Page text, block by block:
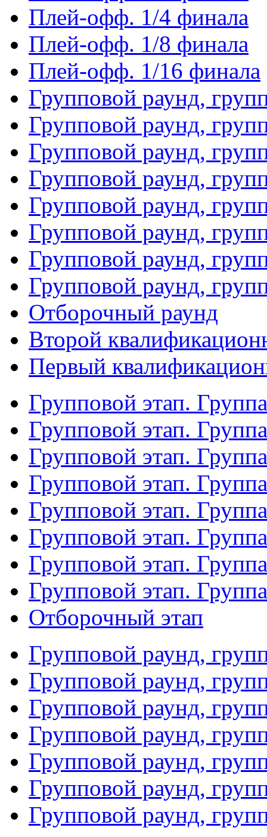
Плей-офф. 1/4 финала
Плей-офф. 1/8 финала
Плей-офф. 1/16 финала
Групповой раунд,
Групповой раунд,
Групповой раунд,
Групповой раунд,
Групповой раунд,
Групповой раунд,
Групповой раунд,
Групповой раунд,
Отборочный раунд
Второй
Первый
Групповой этап.
Групповой этап.
Групповой этап.
Групповой этап.
Групповой этап.
Групповой этап.
Групповой этап.
Групповой этап.
Отборочный этап
Групповой раунд,
Групповой раунд,
Групповой раунд,
Групповой раунд,
Групповой раунд,
Групповой раунд,
Групповой раунд,